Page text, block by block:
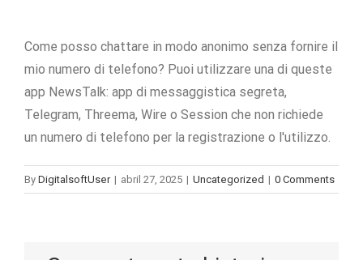
Come posso chattare in modo anonimo senza fornire il
mio numero di telefono? Puoi utilizzare una di queste
app NewsTalk: app di messaggistica segreta,
Telegram, Threema, Wire o Session che non richiede
un numero di telefono per la registrazione o l'utilizzo.
By DigitalsoftUser | abril 27, 2025 | Uncategorized | 0 Comments